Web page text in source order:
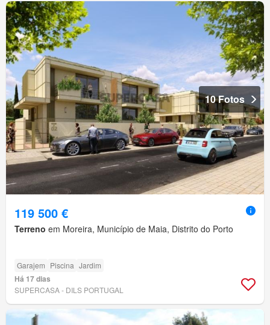
10 Fotos
119 500 €
Terreno em Moreira, Município de Maia, Distrito do Porto
Garajem Piscina Jardim
Há 17 dias
SUPERCASA - DILS PORTUGAL